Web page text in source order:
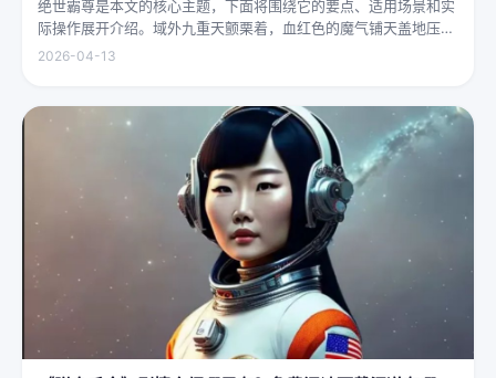
绝世霸尊是本文的核心主题，下面将围绕它的要点、适用场景和实
际操作展开介绍。域外九重天颤栗着，血红色的魔气铺天盖地压向
人间界最后一道防线——诛仙阵。阵中百万仙神联军已是强弩之
2026-04-13